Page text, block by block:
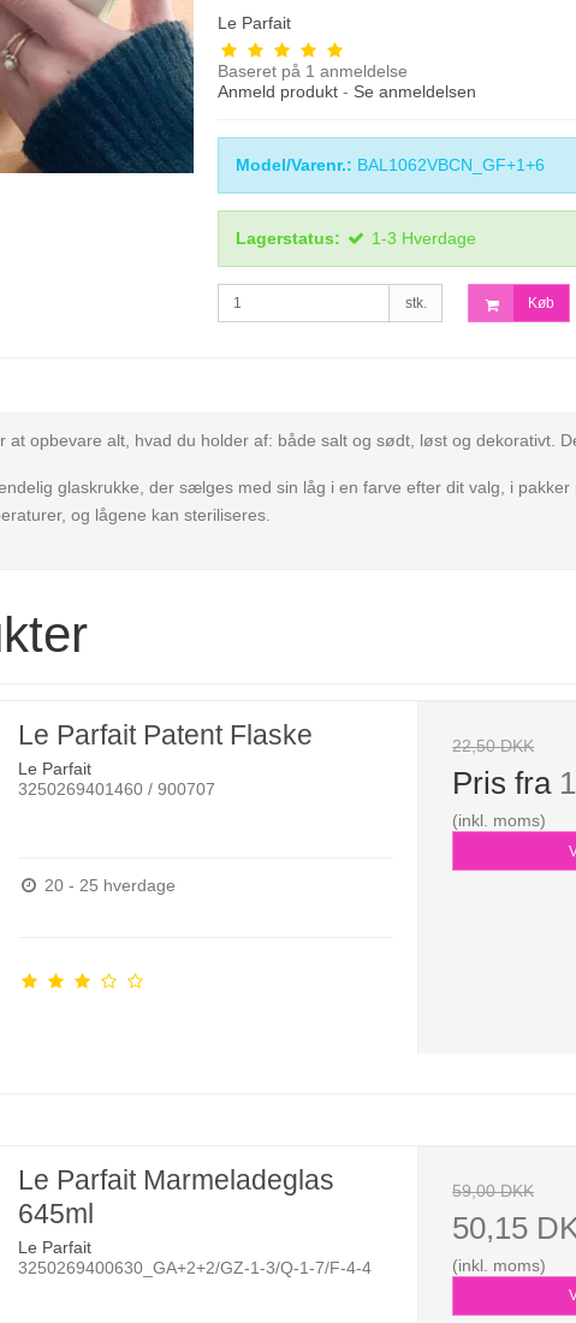
Le Parfait
Baseret på 1 anmeldelse
Anmeld produkt - Se anmeldelsen
Model/Varenr.: BAL1062VBCN_GF+1+6
Lagerstatus: 1-3 Hverdage
stk. Køb
opbevare alt, hvad du holder af: både salt og sødt, løst og dekorativt.
glaskrukke, der sælges med sin låg i en farve efter dit valg, i pakker
og lågene kan steriliseres.
Le Parfait Patent Flaske
Le Parfait
3250269401460 / 900707
20 - 25 hverdage
22,50 DKK
Pris fra
(inkl. moms)
Le Parfait Marmeladeglas
645ml
Le Parfait
3250269400630_GA+2+2/GZ-1-3/Q-1-7/F-4-4
59,00 DKK
50,15
(inkl. moms)